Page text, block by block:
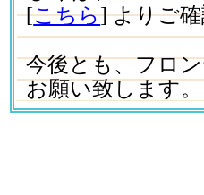
[こちら] よりご
今後とも、フロ
お願い致します。